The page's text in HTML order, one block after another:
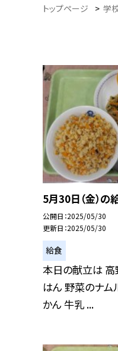
トップページ > 学
5月30日（金）の
公開日 2025/05/30
更新日 2025/05/30
給食
本日の献立は 高
はん 野菜のナム
かん 牛乳 ...